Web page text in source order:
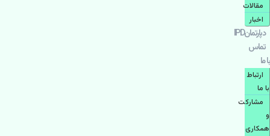
مقالات
اخبار
دپارتمانIPD
تماس
با ما
ارتباط
با ما
مشاركت
و
همكاری